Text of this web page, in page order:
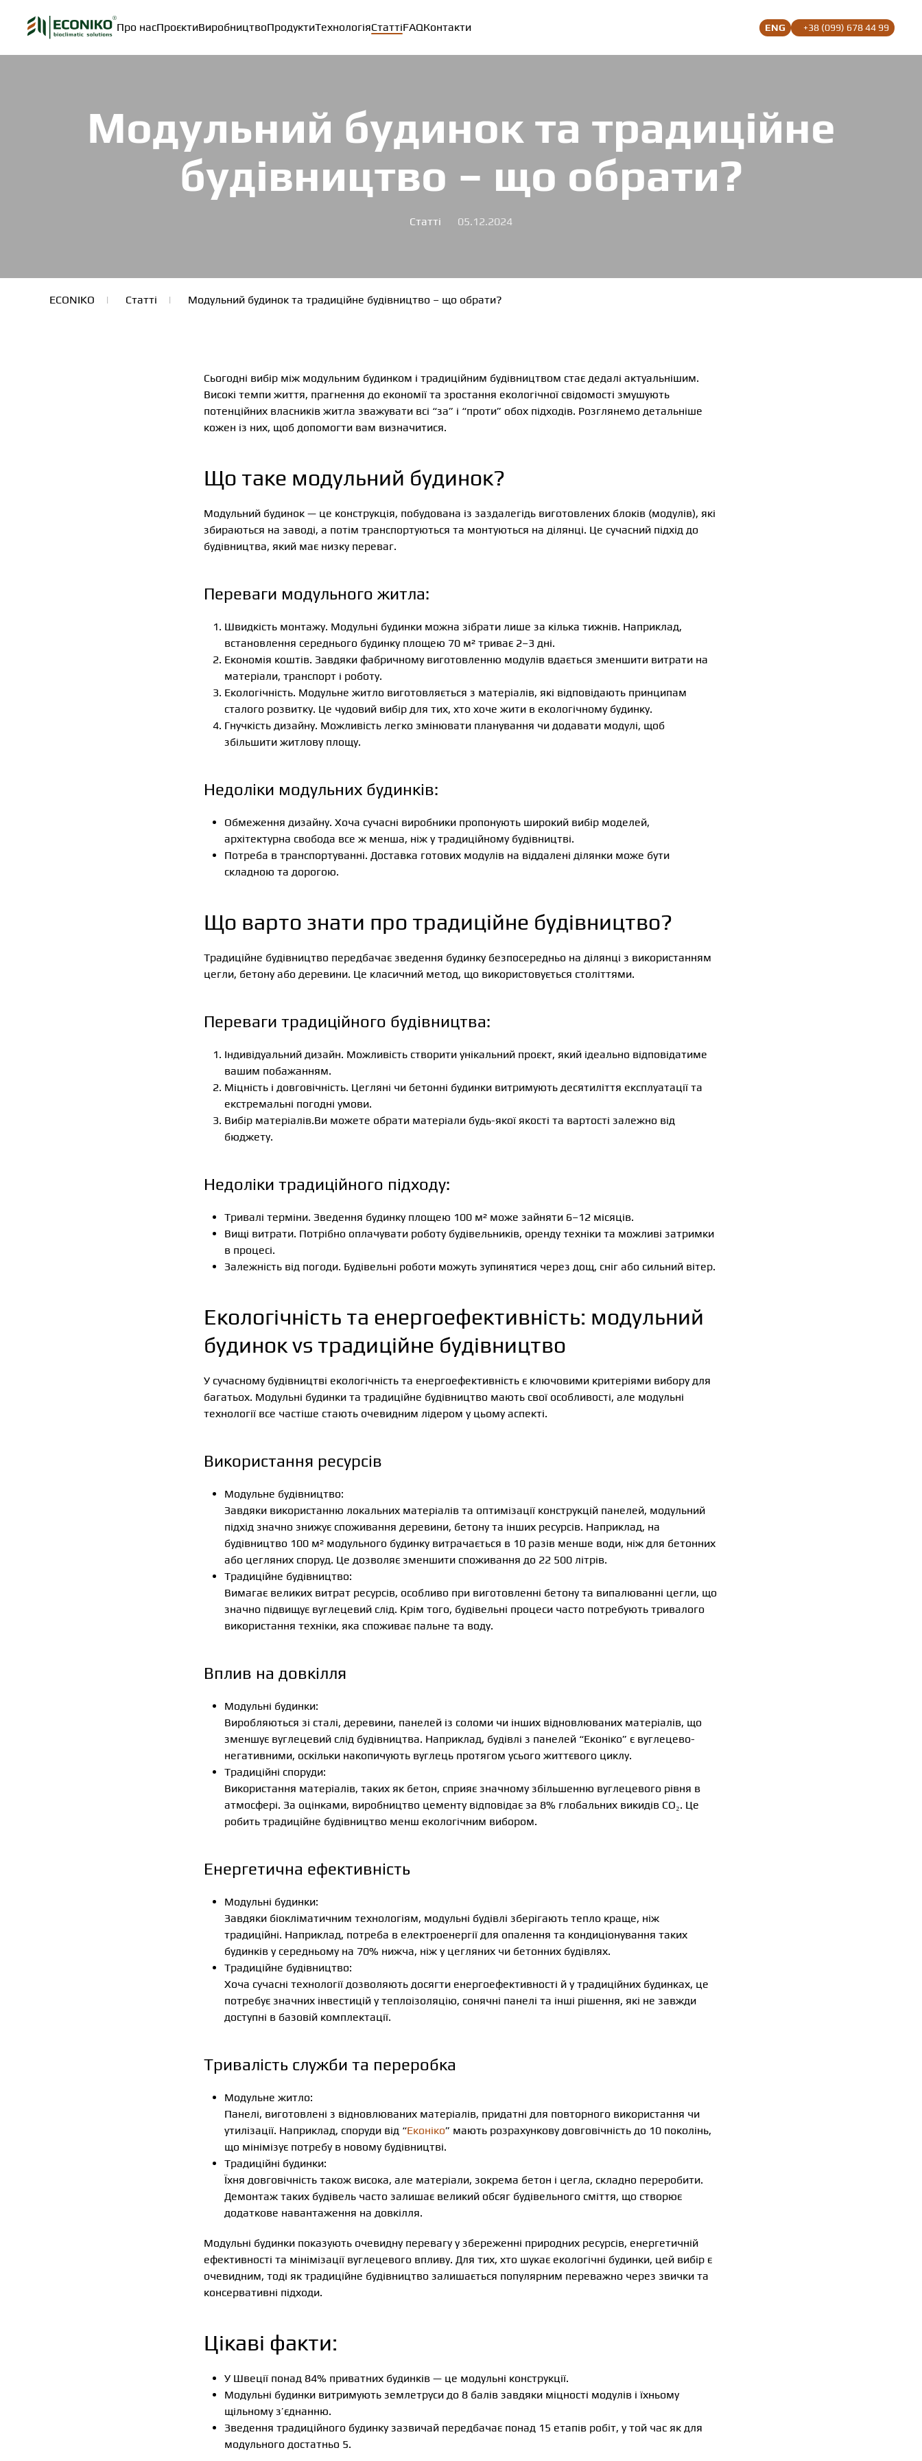
Skip to main content
Про насПроєктиВиробництвоПродуктиТехнологіяСтаттіFAQКонтакти ENG +38 (099) 678 44 99
Модульний будинок та традиційне
будівництво – що обрати?
Статті 05.12.2024
ECONIKO Статті Модульний будинок та традиційне будівництво – що обрати?
Сьогодні вибір між модульним будинком і традиційним будівництвом стає дедалі актуальнішим.
Високі темпи життя, прагнення до економії та зростання екологічної свідомості змушують
потенційних власників житла зважувати всі “за” і “проти” обох підходів. Розглянемо детальніше
кожен із них, щоб допомогти вам визначитися.
Що таке модульний будинок?
Модульний будинок — це конструкція, побудована із заздалегідь виготовлених блоків (модулів), які
збираються на заводі, а потім транспортуються та монтуються на ділянці. Це сучасний підхід до
будівництва, який має низку переваг.
Переваги модульного житла:
Швидкість монтажу. Модульні будинки можна зібрати лише за кілька тижнів. Наприклад,
встановлення середнього будинку площею 70 м² триває 2–3 дні.
Економія коштів. Завдяки фабричному виготовленню модулів вдається зменшити витрати на
матеріали, транспорт і роботу.
Екологічність. Модульне житло виготовляється з матеріалів, які відповідають принципам
сталого розвитку. Це чудовий вибір для тих, хто хоче жити в екологічному будинку.
Гнучкість дизайну. Можливість легко змінювати планування чи додавати модулі, щоб
збільшити житлову площу.
Недоліки модульних будинків:
Обмеження дизайну. Хоча сучасні виробники пропонують широкий вибір моделей,
архітектурна свобода все ж менша, ніж у традиційному будівництві.
Потреба в транспортуванні. Доставка готових модулів на віддалені ділянки може бути
складною та дорогою.
Що варто знати про традиційне будівництво?
Традиційне будівництво передбачає зведення будинку безпосередньо на ділянці з використанням
цегли, бетону або деревини. Це класичний метод, що використовується століттями.
Переваги традиційного будівництва:
Індивідуальний дизайн. Можливість створити унікальний проєкт, який ідеально відповідатиме
вашим побажанням.
Міцність і довговічність. Цегляні чи бетонні будинки витримують десятиліття експлуатації та
екстремальні погодні умови.
Вибір матеріалів.Ви можете обрати матеріали будь-якої якості та вартості залежно від
бюджету.
Недоліки традиційного підходу:
Тривалі терміни. Зведення будинку площею 100 м² може зайняти 6–12 місяців.
Вищі витрати. Потрібно оплачувати роботу будівельників, оренду техніки та можливі затримки
в процесі.
Залежність від погоди. Будівельні роботи можуть зупинятися через дощ, сніг або сильний вітер.
Екологічність та енергоефективність: модульний
будинок vs традиційне будівництво
У сучасному будівництві екологічність та енергоефективність є ключовими критеріями вибору для
багатьох. Модульні будинки та традиційне будівництво мають свої особливості, але модульні
технології все частіше стають очевидним лідером у цьому аспекті.
Використання ресурсів
Модульне будівництво:
Завдяки використанню локальних матеріалів та оптимізації конструкцій панелей, модульний
підхід значно знижує споживання деревини, бетону та інших ресурсів. Наприклад, на
будівництво 100 м² модульного будинку витрачається в 10 разів менше води, ніж для бетонних
або цегляних споруд. Це дозволяє зменшити споживання до 22 500 літрів.
Традиційне будівництво:
Вимагає великих витрат ресурсів, особливо при виготовленні бетону та випалюванні цегли, що
значно підвищує вуглецевий слід. Крім того, будівельні процеси часто потребують тривалого
використання техніки, яка споживає пальне та воду.
Вплив на довкілля
Модульні будинки:
Виробляються зі сталі, деревини, панелей із соломи чи інших відновлюваних матеріалів, що
зменшує вуглецевий слід будівництва. Наприклад, будівлі з панелей “Еконіко” є вуглецево-
негативними, оскільки накопичують вуглець протягом усього життєвого циклу.
Традиційні споруди:
Використання матеріалів, таких як бетон, сприяє значному збільшенню вуглецевого рівня в
атмосфері. За оцінками, виробництво цементу відповідає за 8% глобальних викидів CO₂. Це
робить традиційне будівництво менш екологічним вибором.
Енергетична ефективність
Модульні будинки:
Завдяки біокліматичним технологіям, модульні будівлі зберігають тепло краще, ніж
традиційні. Наприклад, потреба в електроенергії для опалення та кондиціонування таких
будинків у середньому на 70% нижча, ніж у цегляних чи бетонних будівлях.
Традиційне будівництво:
Хоча сучасні технології дозволяють досягти енергоефективності й у традиційних будинках, це
потребує значних інвестицій у теплоізоляцію, сонячні панелі та інші рішення, які не завжди
доступні в базовій комплектації.
Тривалість служби та переробка
Модульне житло:
Панелі, виготовлені з відновлюваних матеріалів, придатні для повторного використання чи
утилізації. Наприклад, споруди від “Еконіко” мають розрахункову довговічність до 10 поколінь,
що мінімізує потребу в новому будівництві.
Традиційні будинки:
Їхня довговічність також висока, але матеріали, зокрема бетон і цегла, складно переробити.
Демонтаж таких будівель часто залишає великий обсяг будівельного сміття, що створює
додаткове навантаження на довкілля.
Модульні будинки показують очевидну перевагу у збереженні природних ресурсів, енергетичній
ефективності та мінімізації вуглецевого впливу. Для тих, хто шукає екологічні будинки, цей вибір є
очевидним, тоді як традиційне будівництво залишається популярним переважно через звички та
консервативні підходи.
Цікаві факти:
У Швеції понад 84% приватних будинків — це модульні конструкції.
Модульні будинки витримують землетруси до 8 балів завдяки міцності модулів і їхньому
щільному з’єднанню.
Зведення традиційного будинку зазвичай передбачає понад 15 етапів робіт, у той час як для
модульного достатньо 5.